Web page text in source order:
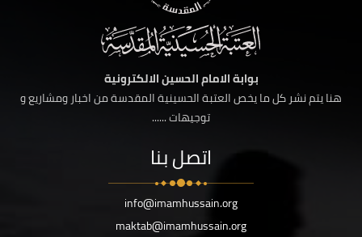
بوابة الامام الحسين الالكترونية
هنا يتم نشر كل ما يخص العتبة الحسينية المقدسة من اخبار ومشاريع و
توجيهات ......
اتصل بنا
info@imamhussain.org
maktab@imamhussain.org